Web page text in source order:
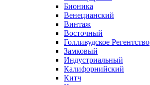
Бионика
Венецианский
Винтаж
Восточный
Голливудское Регентство
Замковый
Индустриальный
Калифорнийский
Китч